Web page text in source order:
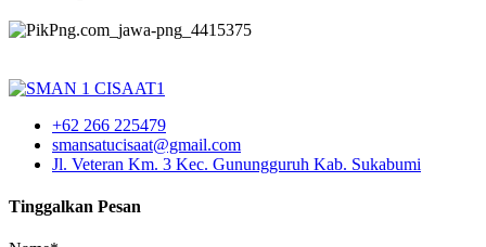
+62 266 225479
smansatucisaat@gmail.com
Jl. Veteran Km. 3 Kec. Gunungguruh Kab. Sukabumi
Tinggalkan Pesan